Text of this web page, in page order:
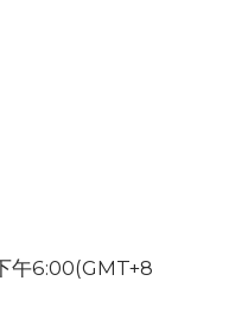
午6:00(GMT+8